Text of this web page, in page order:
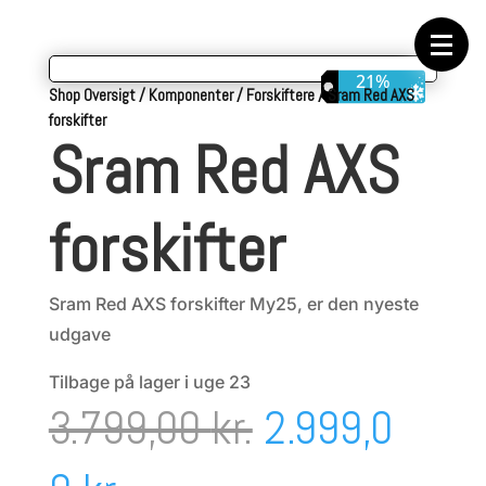
Geargrupper
Komponenter
Værktøj
Wattmålere
21%
Shop Oversigt/Komponenter/Forskiftere/Sram Red AXS
forskifter
Sram Red AXS
forskifter
Sram Red AXS forskifter My25, er den nyeste
udgave
Tilbage på lager i uge 23
3.799,00kr. Den
2.999,0